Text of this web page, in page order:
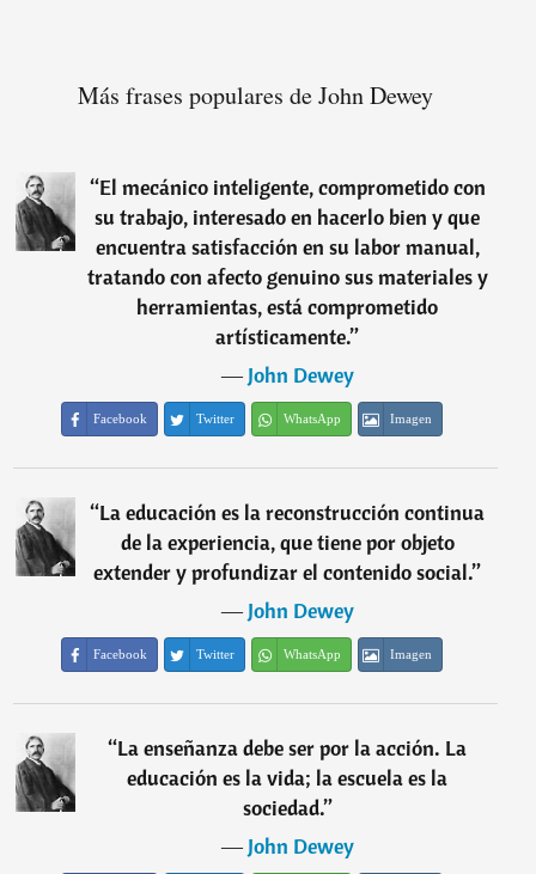
Más frases populares de John Dewey
“El mecánico inteligente, comprometido con
su trabajo, interesado en hacerlo bien y que
encuentra satisfacción en su labor manual,
tratando con afecto genuino sus materiales y
herramientas, está comprometido
artísticamente.”
―John Dewey
Facebook Twitter WhatsApp Imagen
“La educación es la reconstrucción continua
de la experiencia, que tiene por objeto
extender y profundizar el contenido social.”
―John Dewey
Facebook Twitter WhatsApp Imagen
“La enseñanza debe ser por la acción. La
educación es la vida; la escuela es la
sociedad.”
―John Dewey